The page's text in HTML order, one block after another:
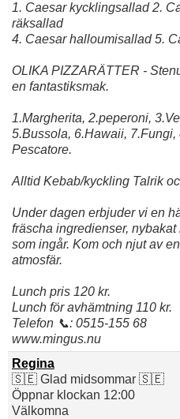
1. Caesar kycklingsallad 2.
räksallad
4. Caesar halloumisallad 5.
OLIKA PIZZARÄTTER -
en fantastiksmak.
1.Margherita, 2.peperoni,
5.Bussola, 6.Hawaii, 7.Fungi,
Pescatore.
Alltid Kebab/kyckling Talrik
Under dagen erbjuder vi en
fräscha ingredienser,
som ingår. Kom och njut av
atmosfär.
Lunch pris 120 kr.
Lunch för avhämtning 110 kr.
Telefon 📞: 0515-155 68
www.mingus.nu
Regina
🇸🇪 Glad midsommar 🇸🇪
Öppnar klockan 12:00
Välkomna